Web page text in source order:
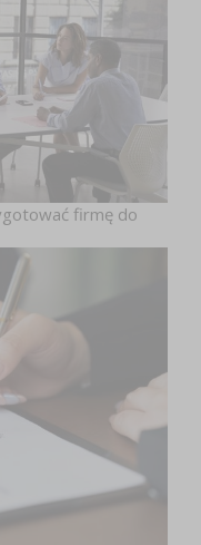
firmę do